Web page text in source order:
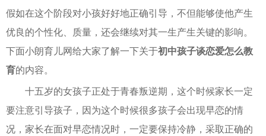
假如在这个阶段对小孩好好地正确引导，不但能够使他产生
优良的个性化、质量，还会继续对其一生产生关键的影响。
下面小朗育儿网给大家了解一下关于初中孩子谈恋爱怎么教
育的内容。
十五岁的女孩子正处于青春叛逆期，这个时候家长一定
要注意引导孩子，因为这个时候很多孩子会出现早恋的情
况，家长在面对早恋情况时，一定要保持冷静，采取正确的